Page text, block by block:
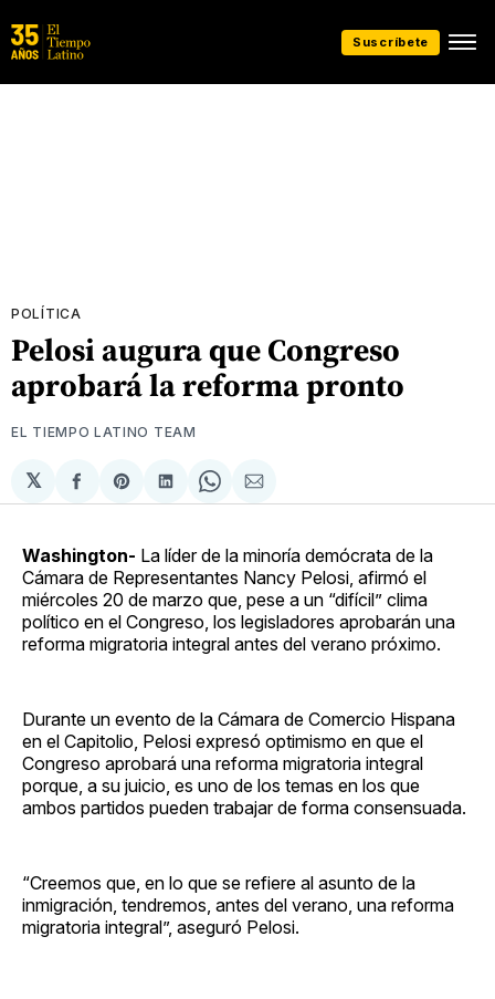
Suscríbete
POLÍTICA
Pelosi augura que Congreso
aprobará la reforma pronto
EL TIEMPO LATINO TEAM
𝕏
Compartir
en
Share
on
Compartir
en
Share
on
Compartir
via
Washington- La líder de la minoría demócrata de la
Cámara de Representantes Nancy Pelosi, afirmó el
miércoles 20 de marzo que, pese a un “difícil” clima
político en el Congreso, los legisladores aprobarán una
reforma migratoria integral antes del verano próximo.
Durante un evento de la Cámara de Comercio Hispana
en el Capitolio, Pelosi expresó optimismo en que el
Congreso aprobará una reforma migratoria integral
porque, a su juicio, es uno de los temas en los que
ambos partidos pueden trabajar de forma consensuada.
“Creemos que, en lo que se refiere al asunto de la
inmigración, tendremos, antes del verano, una reforma
migratoria integral”, aseguró Pelosi.